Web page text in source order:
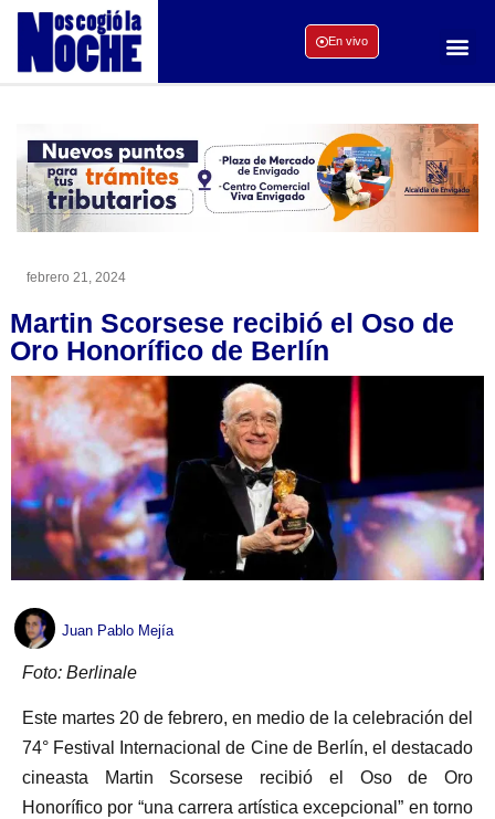
En vivo
febrero 21, 2024
Martin Scorsese recibió el Oso de
Oro Honorífico de Berlín
Juan Pablo Mejía
Foto: Berlinale
Este martes 20 de febrero, en medio de la celebración del
74° Festival Internacional de Cine de Berlín, el destacado
cineasta Martin Scorsese recibió el Oso de Oro
Honorífico por “una carrera artística excepcional” en torno